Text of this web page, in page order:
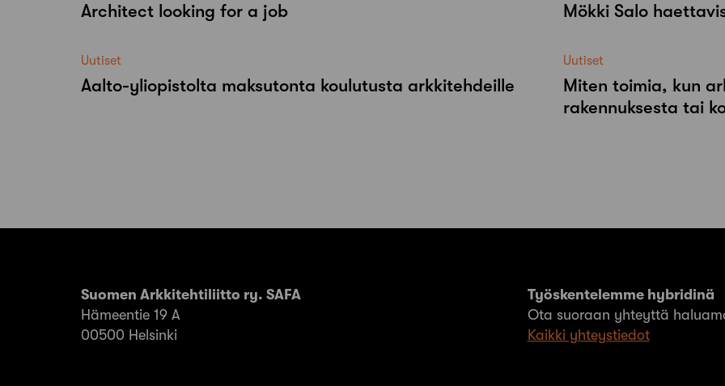
Architect looking for a job Mökki Salo
Uutiset
Aalto-​yliopistolta maksutonta koulutusta arkkitehdeille
Uutiset
Miten toimia, kun
rakennuksesta tai
Suomen Arkkitehtiliitto ry. SAFA
Hämeentie 19 A
00500 Helsinki
Työskentelemme hybridinä
Ota suoraan yhteyttä
Kaikki yhteystiedot